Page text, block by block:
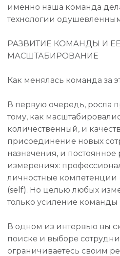
именно наша команда
технологии
РАЗВИТИЕ КОМАНДЫ И ЕЕ
МАСШТАБИРОВАНИЕ
Как менялась команда за
В первую очередь, росла
тому, как
количественный, и
присоединение новых
назначения, и постоянное
измерениях:
личностные компетенции
(self). Но целью любых
только усиление команды
В одном из интервью вы
поиске и выборе
ограничиваетесь своим